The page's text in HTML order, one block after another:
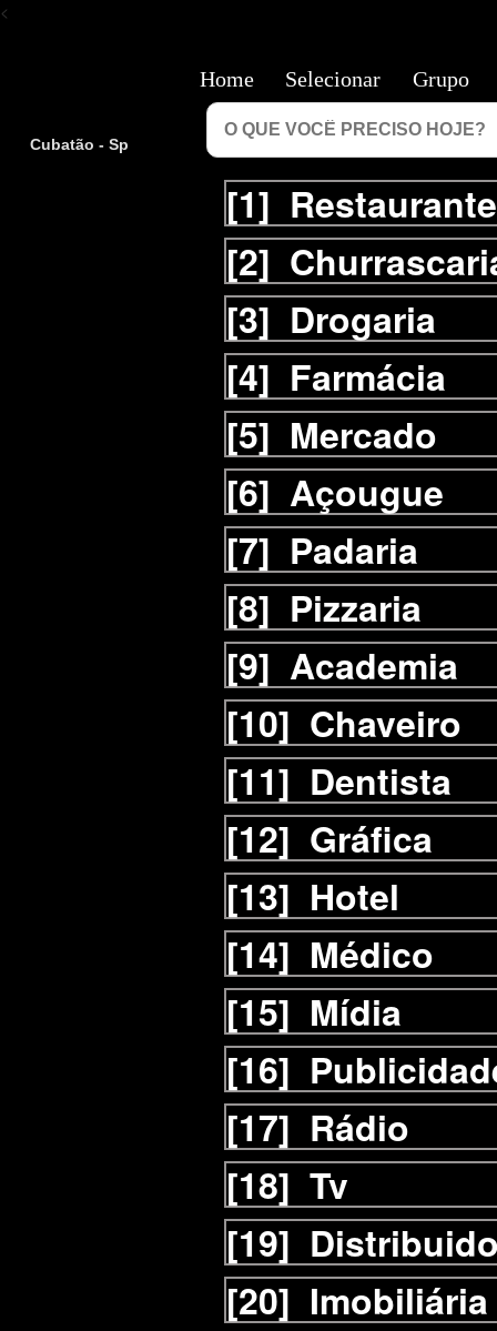
<
Cubatão - Sp
[1] Restaurante
[2]
[3] Drogaria
[4] Farmácia
[5] Mercado
[6] Açougue
[7] Padaria
[8] Pizzaria
[9] Academia
[10] Chaveiro
[11] Dentista
[12] Gráfica
[13] Hotel
[14] Médico
[15] Mídia
[16]
[17] Rádio
[18] Tv
[19]
[20] Imobiliária
Home Selecionar Grupo